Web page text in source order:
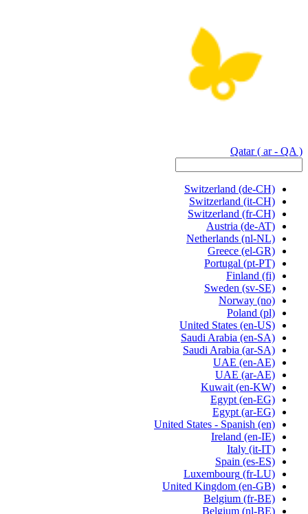
Qatar ( ar - QA )
Switzerland (de-CH)
Switzerland (it-CH)
Switzerland (fr-CH)
Austria (de-AT)
Netherlands (nl-NL)
Greece (el-GR)
Portugal (pt-PT)
Finland (fi)
Sweden (sv-SE)
Norway (no)
Poland (pl)
United States (en-US)
Saudi Arabia (en-SA)
Saudi Arabia (ar-SA)
UAE (en-AE)
UAE (ar-AE)
Kuwait (en-KW)
Egypt (en-EG)
Egypt (ar-EG)
United States - Spanish (en)
Ireland (en-IE)
Italy (it-IT)
Spain (es-ES)
Luxembourg (fr-LU)
United Kingdom (en-GB)
Belgium (fr-BE)
Belgium (nl-BE)